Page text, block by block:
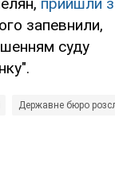
прийшли з
запевнили,
суду
Державне бюро